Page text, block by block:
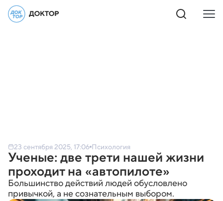
23 сентября 2025, 17:06 Психология
Ученые: две трети нашей жизни
проходит на «автопилоте»
Большинство действий людей обусловлено
привычкой, а не сознательным выбором.